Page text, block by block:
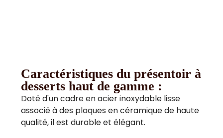
Caractéristiques du présentoir à
desserts haut de gamme :
Doté d'un cadre en acier inoxydable lisse
associé à des plaques en céramique de haute
qualité, il est durable et élégant.